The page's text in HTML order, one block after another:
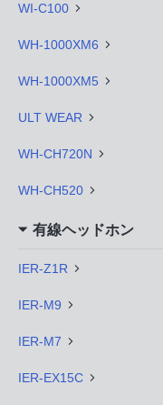
WI-C100
WH-1000XM6
WH-1000XM5
ULT WEAR
WH-CH720N
WH-CH520
有線ヘッドホン
IER-Z1R
IER-M9
IER-M7
IER-EX15C